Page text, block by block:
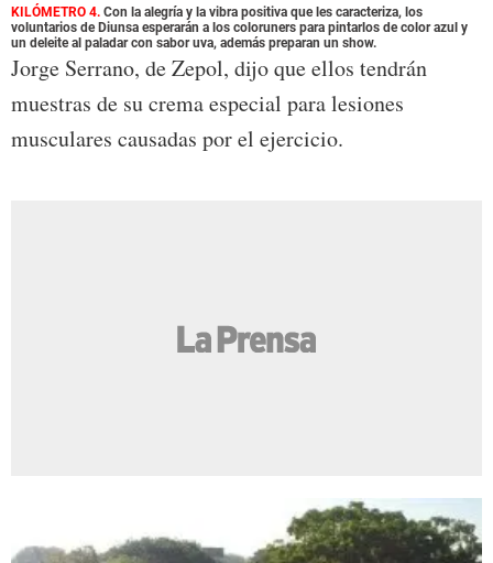
KILÓMETRO 4. Con la alegría y la vibra positiva que les caracteriza, los
voluntarios de Diunsa esperarán a los coloruners para pintarlos de color azul y
un deleite al paladar con sabor uva, además preparan un show.
Jorge Serrano, de Zepol, dijo que ellos tendrán
muestras de su crema especial para lesiones
musculares causadas por el ejercicio.